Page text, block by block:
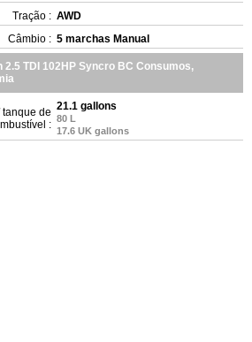
Tração : AWD
Câmbio : 5 marchas Manual
2.5 TDI 102HP Syncro BC Consumos,
de
:
21.1 gallons
80 L
17.6 UK gallons